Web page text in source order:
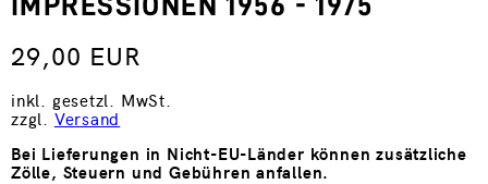
IMPRESSIONEN 1956 - 1975
29,00 EUR
inkl. gesetzl. MwSt.
zzgl. Versand
Bei Lieferungen in Nicht-EU-Länder können zusätzliche
Zölle, Steuern und Gebühren anfallen.